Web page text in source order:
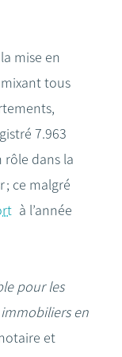
mise en
tous
7.963
rôle dans la
ce malgré
à l’année
pour les
en
et